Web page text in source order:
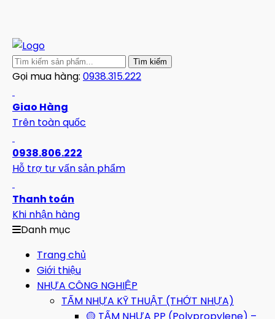
Gọi mua hàng: 0938.315.222
Giao Hàng
Trên toàn quốc
0938.806.222
Hỗ trợ tư vấn sản phẩm
Thanh toán
Khi nhận hàng
Danh mục
Trang chủ
Giới thiệu
NHỰA CÔNG NGHIỆP
TẤM NHỰA KỸ THUẬT (THỚT NHỰA)